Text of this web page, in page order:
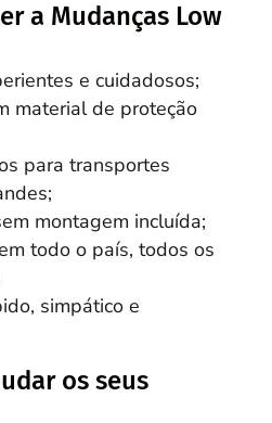
a Mudanças Low
e cuidadosos;
material de proteção
para transportes
montagem incluída;
todo o país, todos os
simpático e
os seus